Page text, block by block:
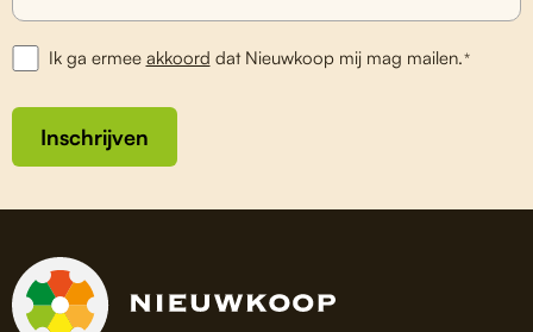
Ik ga ermee akkoord dat Nieuwkoop mij mag mailen.*
Inschrijven